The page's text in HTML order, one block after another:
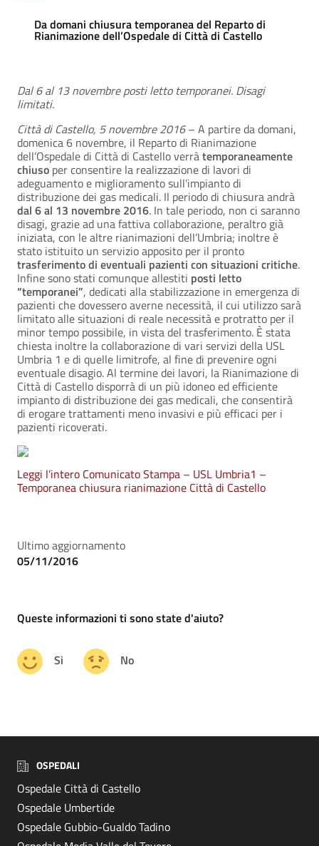
Da domani chiusura temporanea del Reparto di
Rianimazione dell’Ospedale di Città di Castello
Dal 6 al 13 novembre posti letto temporanei. Disagi
limitati.
Città di Castello, 5 novembre 2016– A partire da domani,
domenica 6 novembre, il Reparto di Rianimazione
dell’Ospedale di Città di Castello verràtemporaneamente
chiuso per consentire la realizzazione di lavori di
adeguamento e miglioramento sull’impianto di
distribuzione dei gas medicali. Il periodo di chiusura andrà
dal 6 al 13 novembre 2016. In tale periodo, non ci saranno
disagi, grazie ad una fattiva collaborazione, peraltro già
iniziata, con le altre rianimazioni dell’Umbria; inoltre è
stato istituito un servizio apposito per il pronto
trasferimento di eventuali pazienti con situazioni critiche.
Infine sono stati comunque allestiti posti letto
“temporanei”, dedicati alla stabilizzazione in emergenza di
pazienti che dovessero averne necessità, il cui utilizzo sarà
limitato alle situazioni di reale necessità e protratto per il
minor tempo possibile, in vista del trasferimento. È stata
chiesta inoltre la collaborazione di vari servizi della USL
Umbria 1 e di quelle limitrofe, al fine di prevenire ogni
eventuale disagio. Al termine dei lavori, la Rianimazione di
Città di Castello disporrà di un più idoneo ed efficiente
impianto di distribuzione dei gas medicali, che consentirà
di erogare trattamenti meno invasivi e più efficaci per i
pazienti ricoverati.
Leggi l’intero Comunicato Stampa – USL Umbria1 –
Temporanea chiusura rianimazione Città di Castello
Ultimo aggiornamento
05/11/2016
Queste informazioni ti sono state d'aiuto?
Si No
OSPEDALI
Ospedale Città di Castello
Ospedale Umbertide
Ospedale Gubbio-Gualdo Tadino